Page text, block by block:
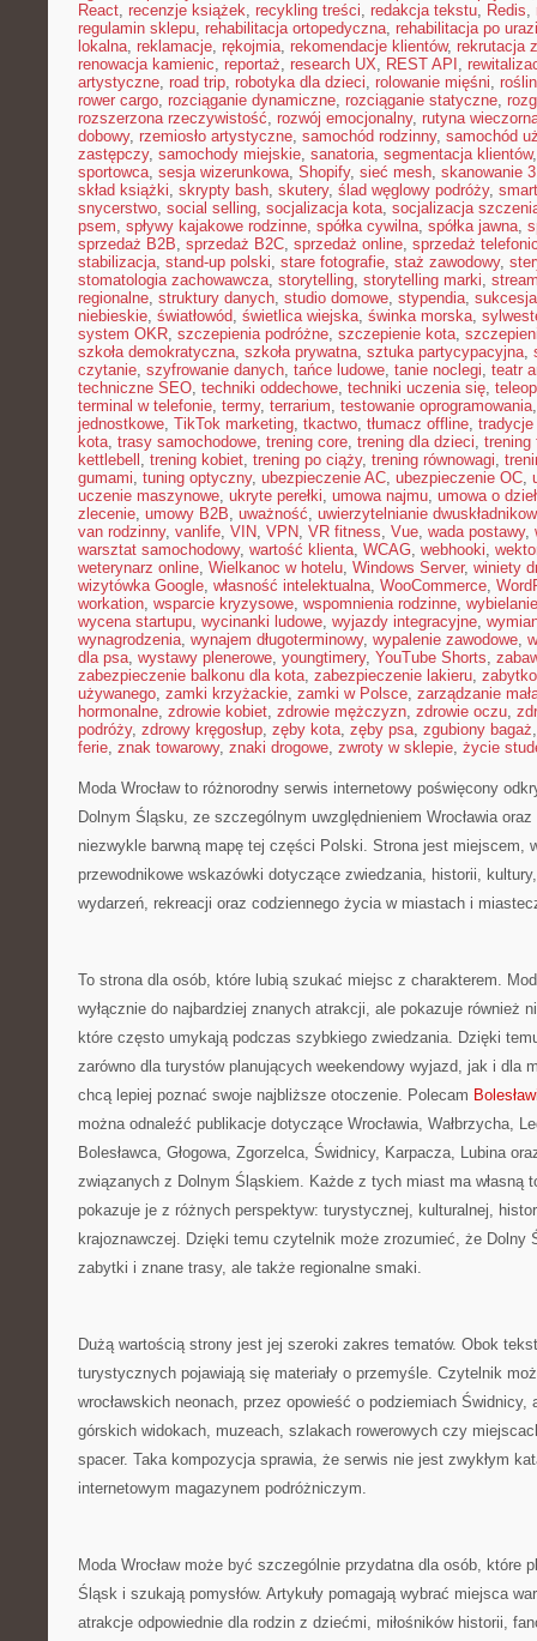
React, recenzje książek, recykling treści, redakcja tekstu, Redis,
regulamin sklepu, rehabilitacja ortopedyczna, rehabilitacja po
lokalna, reklamacje, rękojmia, rekomendacje klientów, rekrutacja
renowacja kamienic, reportaż, research UX, REST API ,
artystyczne, road trip, robotyka dla dzieci, rolowanie mięśni,
rower cargo, rozciąganie dynamiczne, rozciąganie statyczne,
rozszerzona rzeczywistość, rozwój emocjonalny, rutyna
dobowy, rzemiosło artystyczne, samochód rodzinny, samochód
zastępczy, samochody miejskie, sanatoria, segmentacja klientów
sportowca, sesja wizerunkowa, Shopify, sieć mesh, skanowanie
skład książki, skrypty bash, skutery, ślad węglowy podróży,
snycerstwo, social selling, socjalizacja kota, socjalizacja
psem, spływy kajakowe rodzinne, spółka cywilna, spółka jawna,
sprzedaż B2B, sprzedaż B2C, sprzedaż online, sprzedaż
stabilizacja, stand-up polski, stare fotografie, staż zawodowy,
stomatologia zachowawcza, storytelling, storytelling marki,
regionalne, struktury danych, studio domowe, stypendia,
niebieskie, światłowód, świetlica wiejska, świnka morska,
system OKR, szczepienia podróżne, szczepienie kota,
szkoła demokratyczna, szkoła prywatna, sztuka partycypacyjna,
czytanie, szyfrowanie danych, tańce ludowe, tanie noclegi, teatr
techniczne SEO, techniki oddechowe, techniki uczenia się,
terminal w telefonie, termy, terrarium, testowanie oprogramowania
jednostkowe, TikTok marketing, tkactwo, tłumacz offline, tradycje
kota, trasy samochodowe, trening core, trening dla dzieci, trening
kettlebell , trening kobiet, trening po ciąży, trening równowagi,
gumami, tuning optyczny, ubezpieczenie AC, ubezpieczenie OC,
uczenie maszynowe, ukryte perełki, umowa najmu, umowa o
zlecenie, umowy B2B, uważność, uwierzytelnianie
van rodzinny, vanlife, VIN, VPN, VR fitness, Vue, wada postawy,
warsztat samochodowy, wartość klienta, WCAG, webhooki,
weterynarz online, Wielkanoc w hotelu, Windows Server, winiety
wizytówka Google, własność intelektualna, WooCommerce,
workation, wsparcie kryzysowe, wspomnienia rodzinne,
wycena startupu, wycinanki ludowe, wyjazdy integracyjne,
wynagrodzenia, wynajem długoterminowy, wypalenie zawodowe,
dla psa, wystawy plenerowe, youngtimery, YouTube Shorts,
zabezpieczenie balkonu dla kota, zabezpieczenie lakieru,
używanego, zamki krzyżackie, zamki w Polsce, zarządzanie
hormonalne, zdrowie kobiet, zdrowie mężczyzn, zdrowie oczu,
podróży, zdrowy kręgosłup, zęby kota, zęby psa, zgubiony bagaż
ferie, znak towarowy, znaki drogowe, zwroty w sklepie, życie
Moda Wrocław to różnorodny serwis internetowy poświęcony
Dolnym Śląsku, ze szczególnym uwzględnieniem Wrocławia
niezwykle barwną mapę tej części Polski. Strona jest miejscem,
przewodnikowe wskazówki dotyczące zwiedzania, historii,
wydarzeń, rekreacji oraz codziennego życia w miastach i
To strona dla osób, które lubią szukać miejsc z charakterem.
wyłącznie do najbardziej znanych atrakcji, ale pokazuje również
które często umykają podczas szybkiego zwiedzania. Dzięki
zarówno dla turystów planujących weekendowy wyjazd, jak i dla
chcą lepiej poznać swoje najbliższe otoczenie. Polecam
można odnaleźć publikacje dotyczące Wrocławia, Wałbrzycha,
Bolesławca, Głogowa, Zgorzelca, Świdnicy, Karpacza, Lubina
związanych z Dolnym Śląskiem. Każde z tych miast ma własną
pokazuje je z różnych perspektyw: turystycznej, kulturalnej,
krajoznawczej. Dzięki temu czytelnik może zrozumieć, że Dolny
zabytki i znane trasy, ale także regionalne smaki.
Dużą wartością strony jest jej szeroki zakres tematów. Obok
turystycznych pojawiają się materiały o przemyśle. Czytelnik
wrocławskich neonach, przez opowieść o podziemiach Świdnicy,
górskich widokach, muzeach, szlakach rowerowych czy
spacer. Taka kompozycja sprawia, że serwis nie jest zwykłym
internetowym magazynem podróżniczym.
Moda Wrocław może być szczególnie przydatna dla osób, które
Śląsk i szukają pomysłów. Artykuły pomagają wybrać miejsca
atrakcje odpowiednie dla rodzin z dziećmi, miłośników historii,